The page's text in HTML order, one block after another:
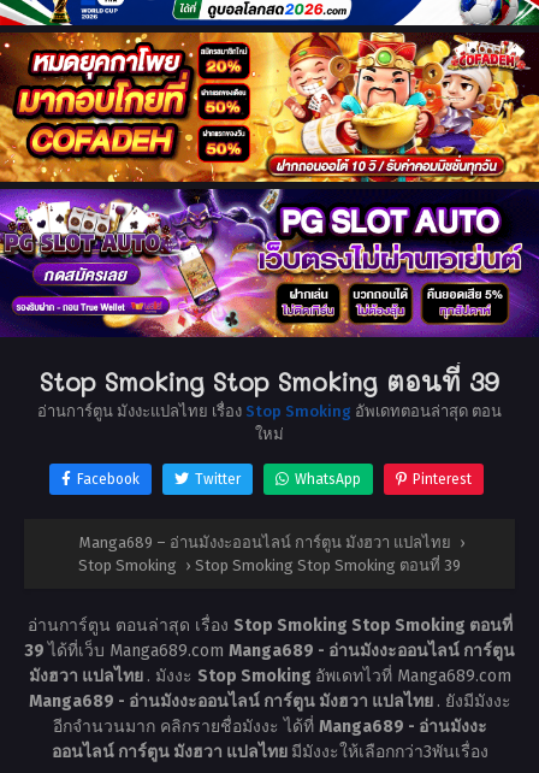
Stop Smoking Stop Smoking ตอนที่ 39
อ่านการ์ตูน มังงะแปลไทย เรื่อง Stop Smoking อัพเดทตอนล่าสุด ตอน
ใหม่
Facebook Twitter WhatsApp Pinterest
Manga689 – อ่านมังงะออนไลน์ การ์ตูน มังฮวา แปลไทย ›
Stop Smoking › Stop Smoking Stop Smoking ตอนที่ 39
อ่านการ์ตูน ตอนล่าสุด เรื่อง Stop Smoking Stop Smoking ตอนที่
39ได้ที่เว็บ Manga689.com Manga689 - อ่านมังงะออนไลน์ การ์ตูน
มังฮวา แปลไทย . มังงะ Stop Smoking อัพเดทไวที่ Manga689.com
Manga689 - อ่านมังงะออนไลน์ การ์ตูน มังฮวา แปลไทย . ยังมีมังงะ
อีกจำนวนมาก คลิกรายชื่อมังงะ ได้ที่ Manga689 - อ่านมังงะ
ออนไลน์ การ์ตูน มังฮวา แปลไทย มีมังงะให้เลือกกว่า3พันเรื่อง